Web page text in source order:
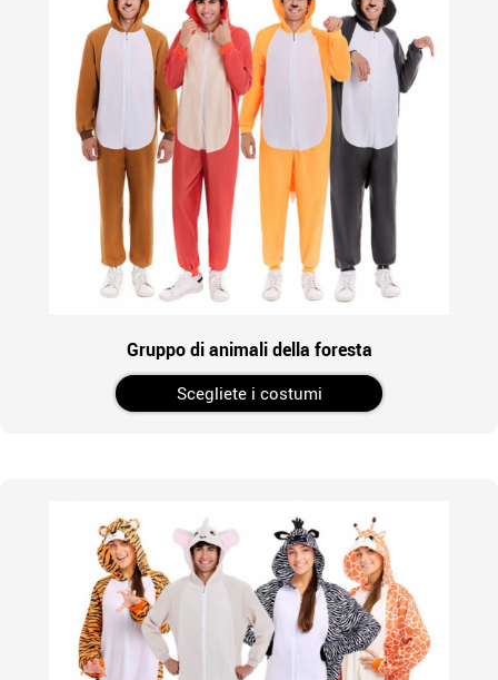
Gruppo di animali della foresta
Scegliete i costumi